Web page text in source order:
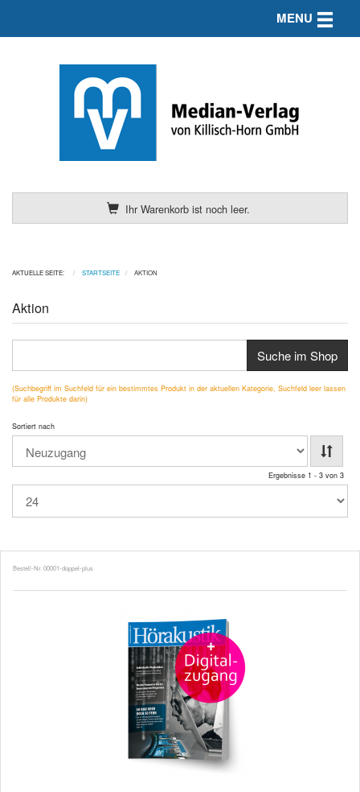
Ihr Warenkorb ist noch leer.
MENU Toggle
AKTUELLE SEITE: STARTSEITE AKTION
Aktion
Suche im Shop
(Suchbegriff im Suchfeld für ein bestimmtes Produkt in der aktuellen Kategorie, Suchfeld leer lassen
für alle Produkte darin)
Sortiert nach
Ergebnisse 1 - 3 von 3
Bestell-Nr. 00001-doppel-plus